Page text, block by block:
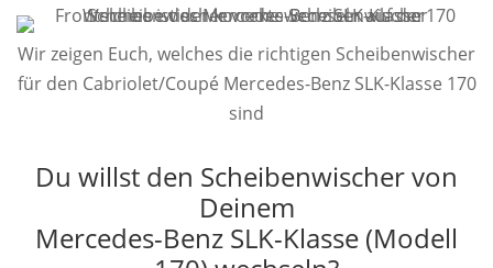
Wir zeigen Euch, welches die richtigen Scheibenwischer
für den Cabriolet/Coupé Mercedes-Benz SLK-Klasse 170
sind
Du willst den Scheibenwischer von
Deinem
Mercedes-Benz SLK-Klasse (Modell